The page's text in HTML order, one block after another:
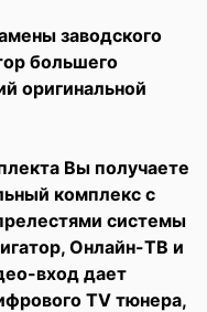
заводского
большего
оригинальной
Вы получаете
комплекс с
системы
Онлайн-ТВ и
вход дает
TV тюнера,